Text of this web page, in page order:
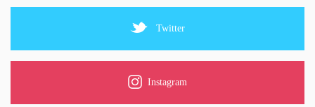
Twitter
Instagram